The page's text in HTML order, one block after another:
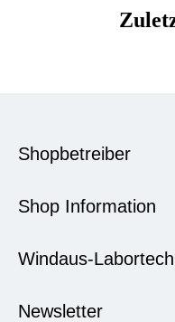
Shopbetreiber
Shop Information
Windaus-
Newsletter